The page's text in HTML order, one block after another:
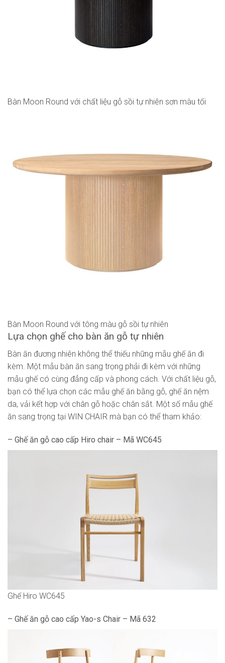
Bàn Moon Round với chất liệu gỗ sồi tự nhiên sơn màu tối
Bàn Moon Round với tông màu gỗ sồi tự nhiên
Lựa chọn ghế cho bàn ăn gỗ tự nhiên
Bàn ăn đương nhiên không thể thiếu những mẫu ghế ăn đi
kèm. Một mẫu bàn ăn sang trọng phải đi kèm với những
mẫu ghế có cùng đẳng cấp và phong cách. Với chất liệu gỗ,
bạn có thể lựa chọn các mẫu ghế ăn bằng gỗ, ghế ăn nệm
da, vải kết hợp với chân gỗ hoặc chân sắt. Một số mẫu ghế
ăn sang trọng tại WIN CHAIR mà bạn có thể tham khảo:
– Ghế ăn gỗ cao cấp Hiro chair – Mã WC645
Ghế Hiro WC645
– Ghế ăn gỗ cao cấp Yao-s Chair – Mã 632